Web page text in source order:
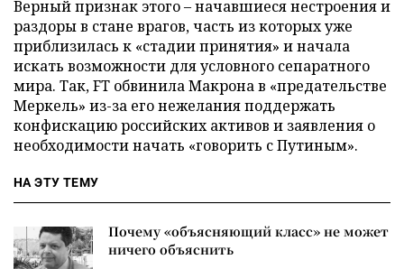
Верный признак этого – начавшиеся нестроения и
раздоры в стане врагов, часть из которых уже
приблизилась к «стадии принятия» и начала
искать возможности для условного сепаратного
мира. Так, FT обвинила Макрона в «предательстве
Меркель» из-за его нежелания поддержать
конфискацию российских активов и заявления о
необходимости начать «говорить с Путиным».
НА ЭТУ ТЕМУ
Почему «объясняющий класс» не может
ничего объяснить